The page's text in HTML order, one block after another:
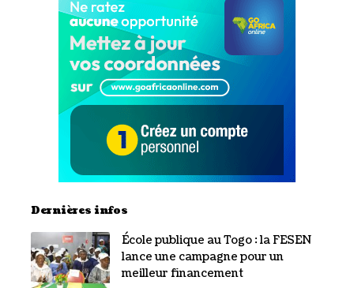
Dernières infos
École publique au Togo : la FESEN
lance une campagne pour un
meilleur financement